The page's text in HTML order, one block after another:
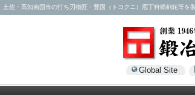
土佐・高知南国市の打ち刃物匠・豊国（トヨクニ）庖丁狩猟剣鉈等を
Global Site